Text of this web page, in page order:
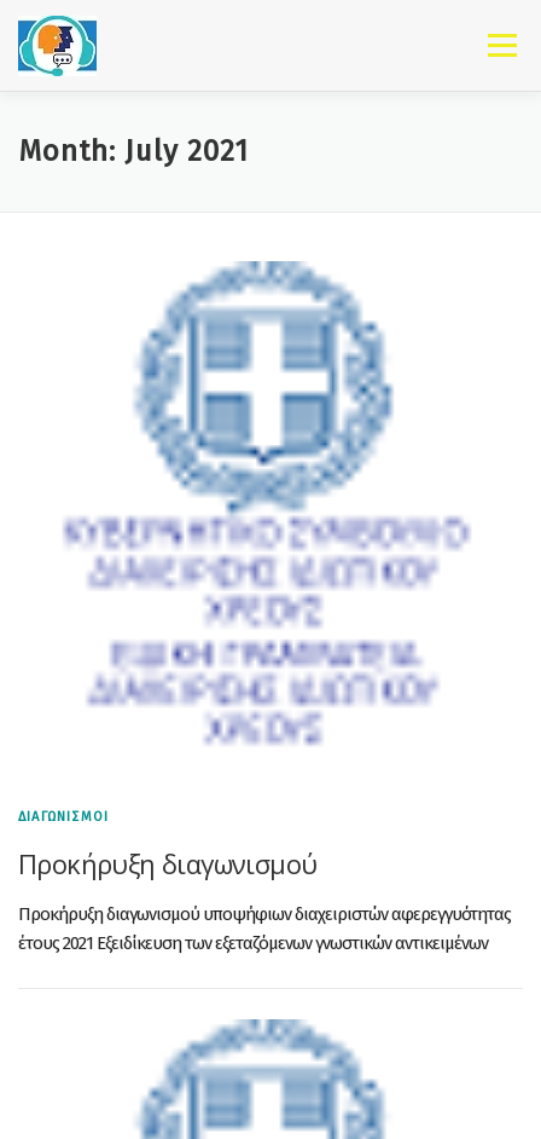
Skip to content
Menu
Month: July 2021
ΔΙΑΓΩΝΙΣΜΟΙ
Προκήρυξη διαγωνισμού
Προκήρυξη διαγωνισμού υποψήφιων διαχειριστών αφερεγγυότητας
έτους 2021 Εξειδίκευση των εξεταζόμενων γνωστικών αντικειμένων